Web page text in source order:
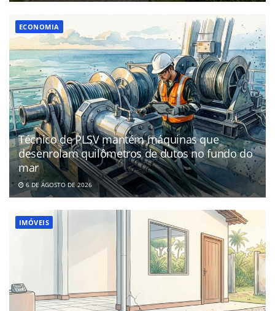
ECONOMIA
Técnico de PLSV mantém máquinas que
desenrolam quilômetros de dutos no fundo do
mar
6 DE AGOSTO DE 2026
IMÓVEIS